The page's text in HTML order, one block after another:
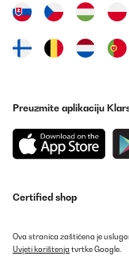
Preuzmite aplikaciju
Certified shop
Ova stranica zaštićena je
Uvjeti korištenja tvrtke Google.